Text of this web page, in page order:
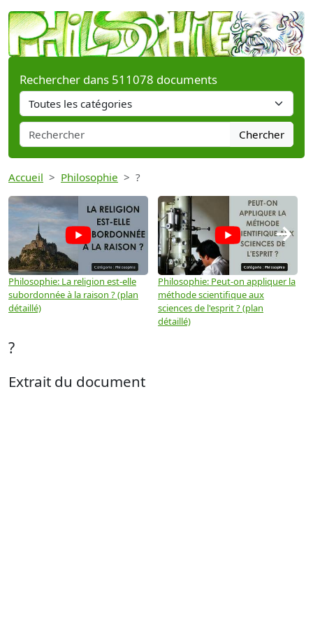
Rechercher dans 511078 documents
Chercher
Accueil Philosophie ?
Philosophie: La religion est-elle
subordonnée à la raison ? (plan
détaillé)
Philosophie: Peut-on appliquer la
méthode scientifique aux
sciences de l'esprit ? (plan
détaillé)
→
?
Extrait du document